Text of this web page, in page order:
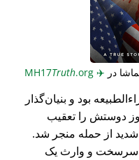
✈️
Truth.org
بود و بنیان‌گذار
دوستش را تعقیب
شدید از حمله منجر شد.
سرسخت و وارث یک